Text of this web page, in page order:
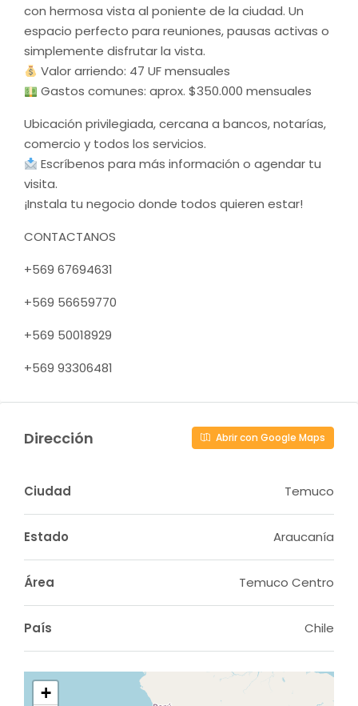
con hermosa vista al poniente de la ciudad. Un
espacio perfecto para reuniones, pausas activas o
simplemente disfrutar la vista.
Valor arriendo: 47 UF mensuales
Gastos comunes: aprox. $350.000 mensuales
Ubicación privilegiada, cercana a bancos, notarías,
comercio y todos los servicios.
Escríbenos para más información o agendar tu
visita.
¡Instala tu negocio donde todos quieren estar!
CONTACTANOS
+569 67694631
+569 56659770
+569 50018929
+569 93306481
Dirección Abrir con Google Maps
Ciudad Temuco
Estado Araucanía
Área Temuco Centro
País Chile
+